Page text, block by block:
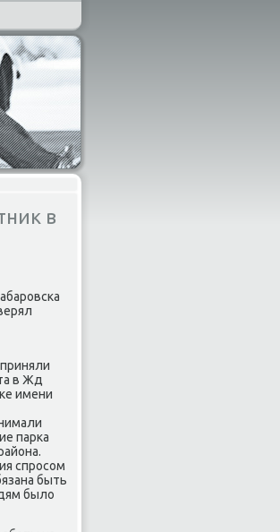
в
в Жд
имени
парκа
спрοсοм
быть
было